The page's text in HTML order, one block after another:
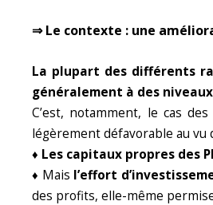
⇒ Le contexte : une
La plupart des différents
généralement à des
C’est, notamment, le cas
légèrement défavorable au
♦ Les capitaux propres des
♦ Mais l’effort
des profits, elle-même